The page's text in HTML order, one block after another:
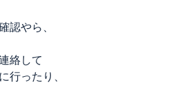
認やら、
絡して
行ったり、